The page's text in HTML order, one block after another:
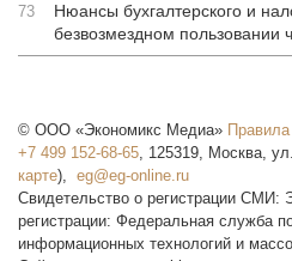
73
Нюансы бухгалтерского и
безвозмездном пользовании
© ООО «Экономикс Медиа»
+7 499 152-68-65, 125319, Москва,
карте),
Свидетельство о регистрации
регистрации: Федеральная служба
информационных технологий и